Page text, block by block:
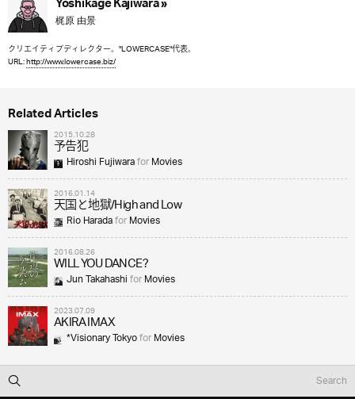
梶原 由景
クリエイティブディレクター。"LOWERCASE"代表。
URL:http://www.lowercase.biz/
Related Articles
2015.10.28
予告犯
Hiroshi FujiwaraforMovies
2016.01.14
天国と地獄/High and Low
Rio HaradaforMovies
2016.08.26
WILL YOU DANCE?
Jun TakahashiforMovies
2023.07.09
AKIRA IMAX
*Visionary TokyoforMovies